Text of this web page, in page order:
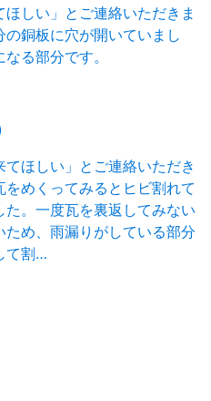
ほしい」とご連絡いただきま
銅板に穴が開いていまし
る部分です。
てほしい」とご連絡いただき
めくってみるとヒビ割れて
。一度瓦を裏返してみない
め、雨漏りがしている部分
て割…